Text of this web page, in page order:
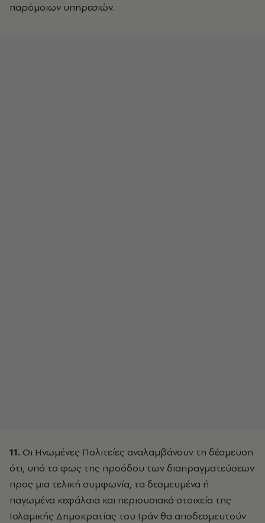
παρόμοιων υπηρεσιών.
11. Οι Ηνωμένες Πολιτείες αναλαμβάνουν τη δέσμευση
ότι, υπό το φως της προόδου των διαπραγματεύσεων
προς μια τελική συμφωνία, τα δεσμευμένα ή
παγωμένα κεφάλαια και περιουσιακά στοιχεία της
Ισλαμικής Δημοκρατίας του Ιράν θα αποδεσμευτούν